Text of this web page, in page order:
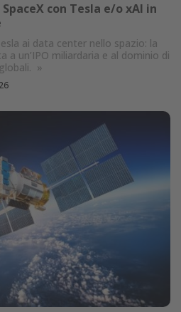
con Tesla e/o xAI in
ai data center nello spazio: la
a un’IPO miliardaria e al dominio di
»